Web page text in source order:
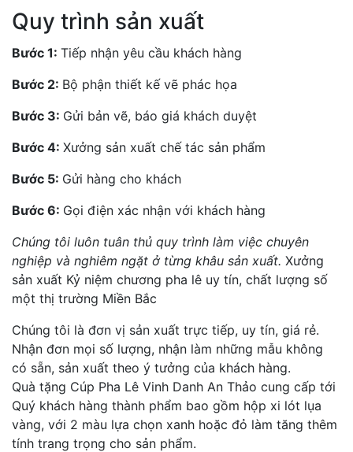
Quy trình sản xuất
Bước 1: Tiếp nhận yêu cầu khách hàng
Bước 2: Bộ phận thiết kế vẽ phác họa
Bước 3: Gửi bản vẽ, báo giá khách duyệt
Bước 4: Xưởng sản xuất chế tác sản phẩm
Bước 5: Gửi hàng cho khách
Bước 6: Gọi điện xác nhận với khách hàng
Chúng tôi luôn tuân thủ quy trình làm việc chuyên
nghiệp và nghiêm ngặt ở từng khâu sản xuất. Xưởng
sản xuất Kỷ niệm chương pha lê uy tín, chất lượng số
một thị trường Miền Bắc
Chúng tôi là đơn vị sản xuất trực tiếp, uy tín, giá rẻ.
Nhận đơn mọi số lượng, nhận làm những mẫu không
có sẵn, sản xuất theo ý tưởng của khách hàng.
Quà tặng Cúp Pha Lê Vinh Danh An Thảo cung cấp tới
Quý khách hàng thành phẩm bao gồm hộp xi lót lụa
vàng, với 2 màu lựa chọn xanh hoặc đỏ làm tăng thêm
tính trang trọng cho sản phẩm.